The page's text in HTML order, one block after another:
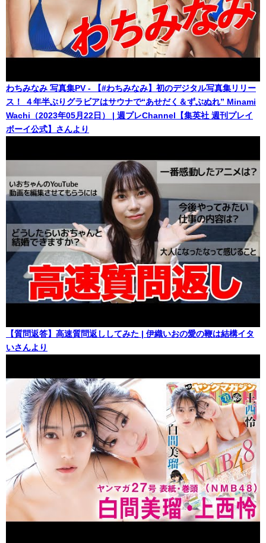
わちみなみ 写真集PV - 【#わちみなみ】初のデジタル写真集リリー
ス！ ４年半ぶりグラビアはサウナで“あせだく＆ずぶぬれ” Minami
Wachi（2023年05月22日） | 週プレChannel【集英社 週刊プレイ
ボーイ公式】さんより
【質問返答】高速質問返ししてみた | 伊織いおの愛の鞭は結構イタ
いさんより